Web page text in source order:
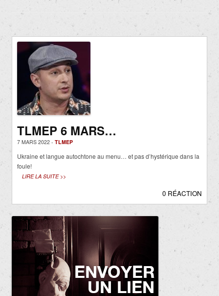
TLMEP 6 MARS…
7 MARS 2022 - TLMEP
Ukraine et langue autochtone au menu… et pas d’hystérique dans la
foule!
LIRE LA SUITE >>
0 RÉACTION